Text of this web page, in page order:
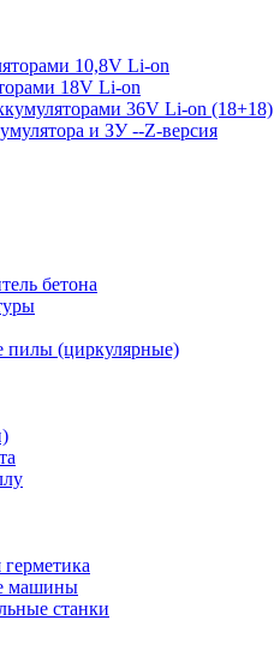
10,8V Li-on
18V Li-on
36V Li-on (18+18)
и ЗУ --Z-версия
бетона
пилы (циркулярные)
машины
станки